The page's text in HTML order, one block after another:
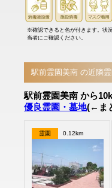
※確認できると色が付きます。状
当者にご確認ください。
駅前霊園美南 の近隣霊
駅前霊園美南 から
優良霊園・墓地(←ま
霊園 0.12km